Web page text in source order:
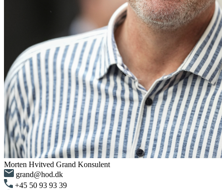
Morten Hvitved Grand Konsulent
grand@hod.dk
+45 50 93 93 39